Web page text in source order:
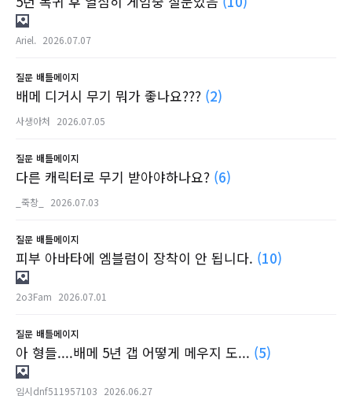
Ariel. 2026.07.07
질문 배틀메이지
배메 디거시 무기 뭐가 좋나요??? (2)
사생아처 2026.07.05
질문 배틀메이지
다른 캐릭터로 무기 받아야하나요? (6)
_죽창_ 2026.07.03
질문 배틀메이지
피부 아바타에 엠블럼이 장착이 안 됩니다. (10)
2o3Fam 2026.07.01
질문 배틀메이지
아 형들....배메 5년 갭 어떻게 메우지 도... (5)
임시dnf511957103 2026.06.27